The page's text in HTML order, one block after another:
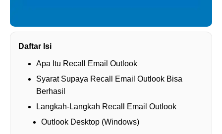
Daftar Isi
Apa Itu Recall Email Outlook
Syarat Supaya Recall Email Outlook Bisa
Berhasil
Langkah-Langkah Recall Email Outlook
Outlook Desktop (Windows)